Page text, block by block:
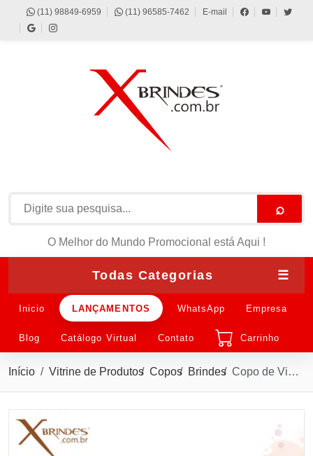
(11) 98849-6959 (11) 96585-7462 E-mail
⌕
O Melhor do Mundo Promocional está Aqui !
Todas Categorias ☰
Inicio LANÇAMENTOS WhatsApp Empresa
Blog Catálogo Virtual Contato Carrinho
Início Vitrine de Produtos Copos Brindes Copo de Vidro com 50 ML kit vem com 6 Peças X09081